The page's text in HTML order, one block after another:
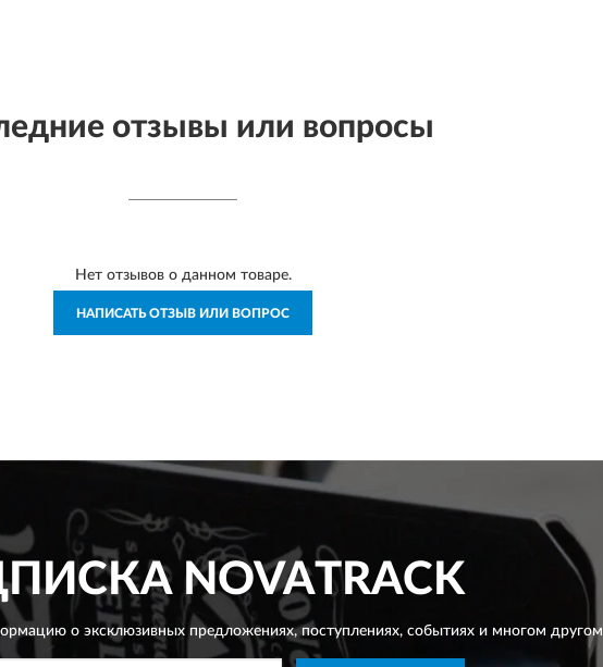
отзывы или вопросы
Нет отзывов о данном товаре.
НАПИСАТЬ ОТЗЫВ ИЛИ ВОПРОС
NOVATRACK
о эксклюзивных предложениях,поступлениях, событиях и многом другом